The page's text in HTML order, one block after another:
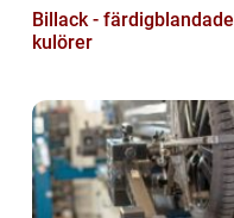
Billack - färdigblandade
kulörer